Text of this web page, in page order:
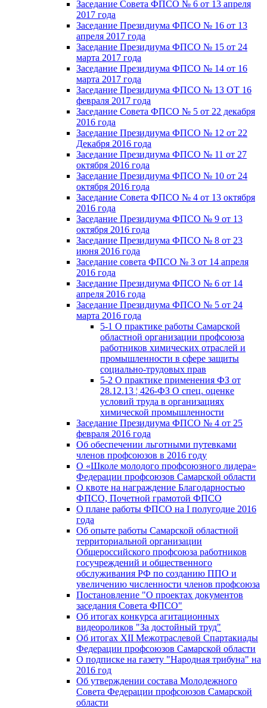
Заседание Совета ФПСО № 6 от 13 апреля
2017 года
Заседание Президиума ФПСО № 16 от 13
апреля 2017 года
Заседание Президиума ФПСО № 15 от 24
марта 2017 года
Заседание Президиума ФПСО № 14 от 16
марта 2017 года
Заседание Президиума ФПСО № 13 ОТ 16
февраля 2017 года
Заседание Совета ФПСО № 5 от 22 декабря
2016 года
Заседание Президиума ФПСО № 12 от 22
Декабря 2016 года
Заседание Президиума ФПСО № 11 от 27
октября 2016 года
Заседание Президиума ФПСО № 10 от 24
октября 2016 года
Заседание Совета ФПСО № 4 от 13 октября
2016 года
Заседание Президиума ФПСО № 9 от 13
октября 2016 года
Заседание Президиума ФПСО № 8 от 23
июня 2016 года
Заседание совета ФПСО № 3 от 14 апреля
2016 года
Заседание Президиума ФПСО № 6 от 14
апреля 2016 года
Заседание Президиума ФПСО № 5 от 24
марта 2016 года
5-1 О практике работы Самарской
областной организации профсоюза
работников химических отраслей и
промышленности в сфере защиты
социально-трудовых прав
5-2 О практике применения ФЗ от
28.12.13 ¦ 426-ФЗ О спец. оценке
условий труда в организациях
химической промышленности
Заседание Президиума ФПСО № 4 от 25
февраля 2016 года
Об обеспечении льготными путевками
членов профсоюзов в 2016 году
О «Школе молодого профсоюзного лидера»
Федерации профсоюзов Самарской области
О квоте на награждение Благодарностью
ФПСО, Почетной грамотой ФПСО
О плане работы ФПСО на I полугодие 2016
года
Об опыте работы Самарской областной
территориальной организации
Общероссийского профсоюза работников
госучреждений и общественного
обслуживания РФ по созданию ППО и
увеличению численности членов профсоюза
Постановление "О проектах документов
заседания Совета ФПСО"
Об итогах конкурса агитационных
видеороликов "За достойный труд"
Об итогах XII Межотраслевой Спартакиады
Федерации профсоюзов Самарской области
О подписке на газету "Народная трибуна" на
2016 год
Об утверждении состава Молодежного
Совета Федерации профсоюзов Самарской
области